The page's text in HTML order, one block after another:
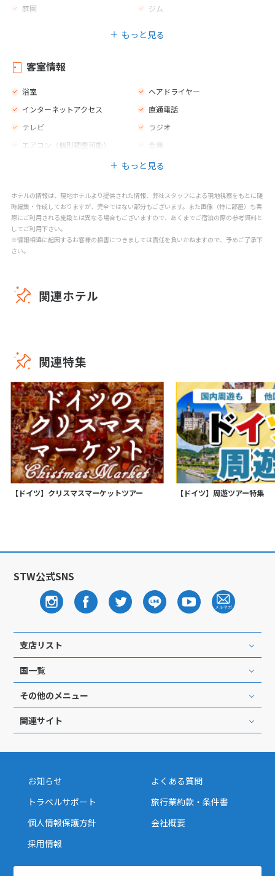
庭園
ジム
子供用の椅子
マッサージ
スパトリートメント
もっと見る
客室情報
浴室
ヘアドライヤー
インターネットアクセス
直通電話
テレビ
ラジオ
エアコン（個別調整可能）
金庫
もっと見る
ホテルの情報は、現地ホテルより提供された情報、弊社スタッフによる現地視察をもとに随
時編集・作成しておりますが、完全ではない部分もございます。また画像（特に部屋）も実
際にご利用される施設とは異なる場合もございますので、あくまでご宿泊の際の参考資料と
してご利用下さい。
※情報相違に起因するお客様の損害につきましては責任を負いかねますので、予めご了承下
さい。
関連ホテル
関連特集
【ドイツ】クリスマスマーケットツアー 【ドイツ】周遊ツアー特集
STW公式SNS
支店リスト
国一覧
その他のメニュー
関連サイト
お知らせ
よくある質問
トラベルサポート
旅行業約款・条件書
個人情報保護方針
会社概要
採用情報